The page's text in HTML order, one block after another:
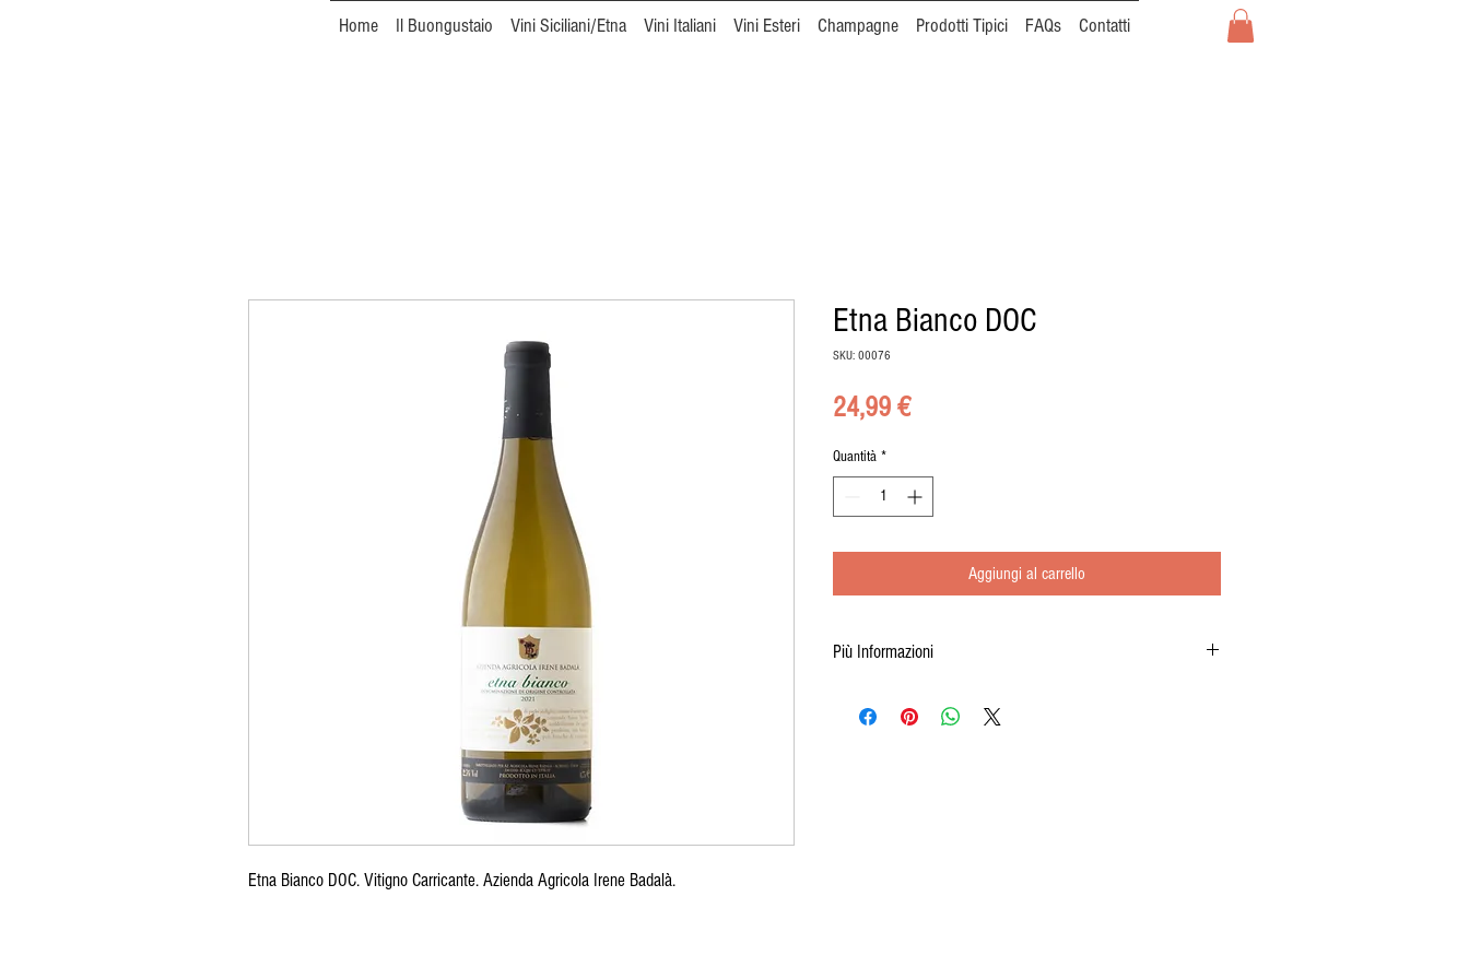
Home Il Buongustaio Vini Siciliani/Etna Vini Italiani Vini Esteri Champagne Prodotti Tipici FAQs Contatti
Etna Bianco DOC. Vitigno Carricante. Azienda Agricola Irene Badalà.
Etna Bianco DOC
SKU: 00076
24,99 €Prezzo
Quantità *
Aggiungi al carrello
Più Informazioni
trovi sotto alla foto, contattaci compilando il form nella sezione contatti